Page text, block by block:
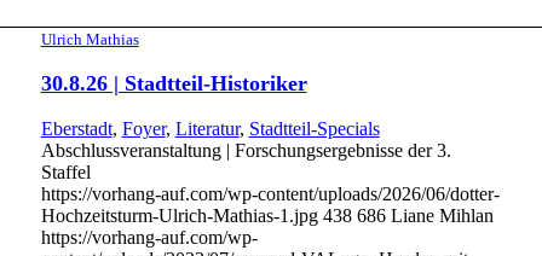
Ulrich Mathias
30.8.26 | Stadtteil-Historiker
Eberstadt, Foyer, Literatur, Stadtteil-Specials
Abschlussveranstaltung | Forschungsergebnisse der 3.
Staffel
https://vorhang-auf.com/wp-content/uploads/2026/06/dotter-
Hochzeitsturm-Ulrich-Mathias-1.jpg 438 686 Liane Mihlan
https://vorhang-auf.com/wp-